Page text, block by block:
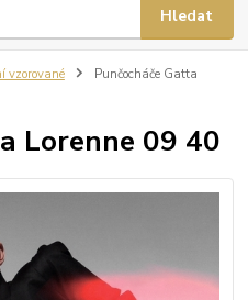
Hledat
vzorované
Punčocháče Gatta
Lorenne 09 40